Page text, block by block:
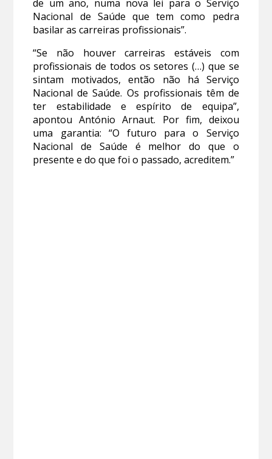
de um ano, numa nova lei para o Serviço
Nacional de Saúde que tem como pedra
basilar as carreiras profissionais”.
“Se não houver carreiras estáveis com
profissionais de todos os setores (…) que se
sintam motivados, então não há Serviço
Nacional de Saúde. Os profissionais têm de
ter estabilidade e espírito de equipa”,
apontou António Arnaut. Por fim, deixou
uma garantia: “O futuro para o Serviço
Nacional de Saúde é melhor do que o
presente e do que foi o passado, acreditem.”